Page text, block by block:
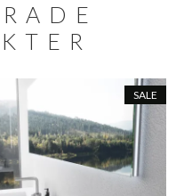
SALE